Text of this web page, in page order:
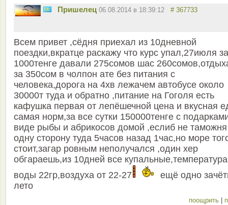
Пришелец 06.08.2014 в 18:39:12 # 367733
Всем привет ,сёдня приехал из 10дневной
поездки,вкратце раскажу что курс упал,27июля за
1000тенге давали 275сомов шас
за 350сом в чолпон ате без питания с
человека,дорога на 4хв лежачем автобусе около
30000т туда и обратно ,питание на Гоголя есть
кафушка первая от лепёшечной цена и вкусная
самая норм,за все сутки 150000тенге с
виде рыбы и абрикосов домой ,еслиб не
одну сторону туда 5часов назад 1час,но море
стоит,загар ровным неполучался ,один хер
обгараешь,из 10дней все купальные,температура
воды 22гр,воздуха от 22-27
ещё одно
лето
поощрить